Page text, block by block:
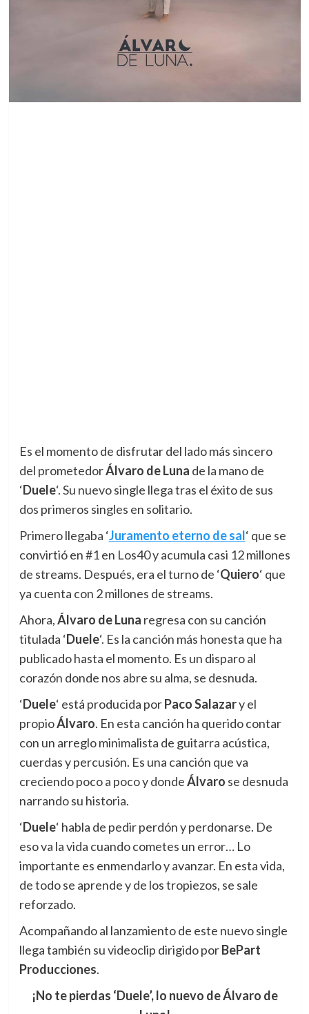
Es el momento de disfrutar del lado más sincero
del prometedorÁlvaro de Luna de la mano de
‘Duele‘. Su nuevo single llega tras el éxito de sus
dos primeros singles en solitario.
Primero llegaba ‘Juramento eterno de sal‘ que se
convirtió en #1 en Los40 y acumula casi 12 millones
de streams. Después, era el turno de ‘Quiero‘ que
ya cuenta con 2 millones de streams.
Ahora,Álvaro de Luna regresa con su canción
titulada ‘Duele‘. Es la canción más honesta que ha
publicado hasta el momento. Es un disparo al
corazón donde nos abre su alma, se desnuda.
‘Duele‘ está producida porPaco Salazary el
propioÁlvaro. En esta canción ha querido contar
con un arreglo minimalista de guitarra acústica,
cuerdas y percusión. Es una canción que va
creciendo poco a poco y dondeÁlvaro se desnuda
narrando su historia.
‘Duele‘ habla de pedir perdón y perdonarse. De
eso va la vida cuando cometes un error… Lo
importante es enmendarlo y avanzar. En esta vida,
de todo se aprende y de los tropiezos, se sale
reforzado.
Acompañando al lanzamiento de este nuevo single
llega también su videoclip dirigido porBePart
Producciones.
¡No te pierdas ‘Duele’, lo nuevo de Álvaro de